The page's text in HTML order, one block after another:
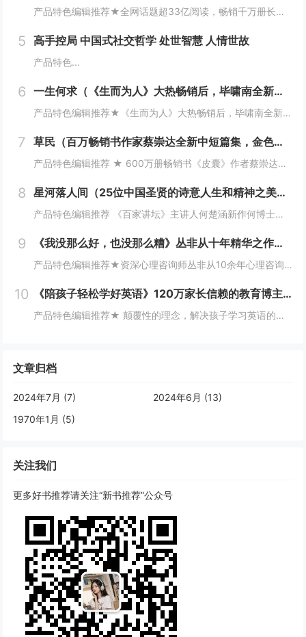
产品特色编辑推荐★全网话题超33亿阅读，畅销千万册长篇小说升级套装，张嘉佳的创作巅峰，热卖6年不衰之作！★同名电影由张嘉佳执导，彭昱畅饰演刘十三，周也饰演程霜，著名摄影师李屏宾为摄影指导。★全新升级版声画光影套装，内含特别版三封面原著小说、...
5 高手控局 中国式社交哲学 处世智慧 人情世故
产品特色...
6 一生何求（《生而为人》大热畅销后，毕啸南全新小说力作，书写一个家族四代人的命运狂想曲）
产品特色编辑推荐★《生而为人》大热畅销后，毕啸南全新小说力作！《一生何求》，是追问，是思索，也是回答。★一个家族四代人的命运狂想曲：一次国境线上的生死大逃亡、一首底层女性的情欲之歌、一场杀死父权的无声挑战……一代人有一代人的风雪，一代人有一...
7 草民（百万畅销书作家蔡崇达全新中短篇集，金色故乡三部曲（《皮囊》《命运》《草民》）收官力作！
产品特色编辑推荐 ★ 600万册畅销书《皮囊》作者蔡崇达全新中篇小说集★ 故乡三部曲（《皮囊》《命运》《草民》）收官力作★ 李敬泽倾情推荐，国内四大文学期刊力荐★ 普通人的坚韧与美好，生生不息的民族根性★ 即使生如草芥，也当有名有...
8 星河落人间（25位中国圣贤的诗意人生和精神之美！《百家讲坛》主讲人何楚涵博士新作，中国文化版《人类群星闪耀时》）
产品特色编辑推荐 《百家讲坛》主讲人何楚涵新作何博士带我们跨越千年，对话中国圣贤，分享文化与心灵的盛宴！ 传承文化里的中国式浪漫从先秦到明清，梳理2500年来中国圣贤的精神之美，领略中国古典文学与诗词的韵味，感受历史的波...
9 《我没那么好，也没那么糟》丛非从十年精华之作！非鸡汤、不矫情！
产品特色编辑推荐★资深心理咨询师丛非从10余年心理咨询精华之作！一本书的价格获得如亲临心理咨询室的“服务”！★近60篇文章，包含大量真实咨询案例！发现平凡生活总自己的渺小与伟大，从而摆脱内耗、强大内心、稳定内核。★从工作、生活，亲情、友情、...
10 《陪孩子轻松学好英语》120万家长信赖的教育博主Young 妈， 解析孩子从零基础到小托福近满分的秘诀！ 父母不懂英语，孩子也能成为英语牛娃！
产品特色编辑推荐★ 颠覆性的理念，解决孩子学习英语的疑惑和难题：应该先学习拼音还是先学习英语？进入了“母语强势期”，还来得及起步学习英语吗？家长不懂英语，孩子没有英语环境怎么办？如何轻松启蒙？怎样快速进阶？学习英语时有哪些坑必须避开？在某些...
文章归档
2024年7月 (7)
2024年6月 (13)
1970年1月 (5)
关注我们
更多好书推荐请关注“新书推荐”公众号